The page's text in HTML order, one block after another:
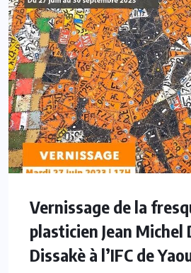
Vernissage de la
plasticien Jean Michel
Dissakè à l’IFC de